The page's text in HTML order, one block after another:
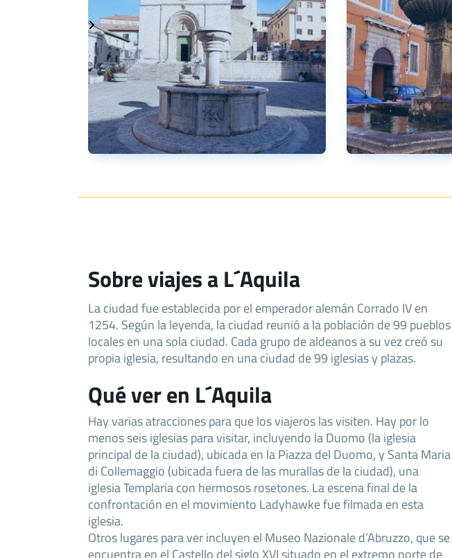
Sobre viajes a L´Aquila
La ciudad fue establecida por el emperador alemán Corrado IV en
1254. Según la leyenda, la ciudad reunió a la población de 99 pueblos
locales en una sola ciudad. Cada grupo de aldeanos a su vez creó su
propia iglesia, resultando en una ciudad de 99 iglesias y plazas.
Qué ver en L´Aquila
Hay varias atracciones para que los viajeros las visiten. Hay por lo
menos seis iglesias para visitar, incluyendo la Duomo (la iglesia
principal de la ciudad), ubicada en la Piazza del Duomo, y Santa Maria
di Collemaggio (ubicada fuera de las murallas de la ciudad), una
iglesia Templaria con hermosos rosetones. La escena final de la
confrontación en el movimiento Ladyhawke fue filmada en esta
iglesia.
Otros lugares para ver incluyen el Museo Nazionale d’Abruzzo, que se
encuentra en el Castello del siglo XVI situado en el extremo norte de